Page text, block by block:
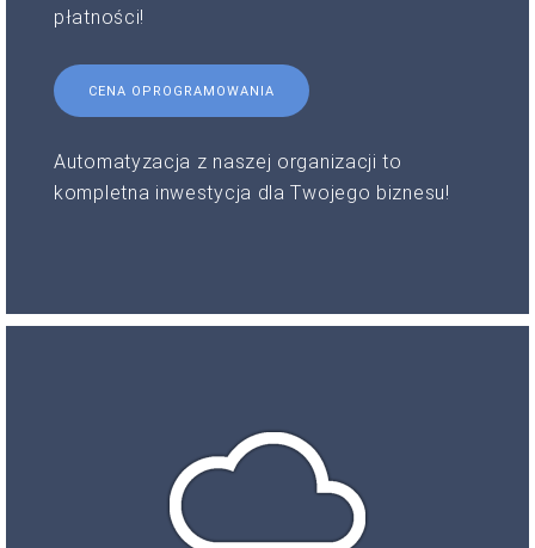
płatności!
CENA OPROGRAMOWANIA
Automatyzacja z naszej organizacji to
kompletna inwestycja dla Twojego biznesu!